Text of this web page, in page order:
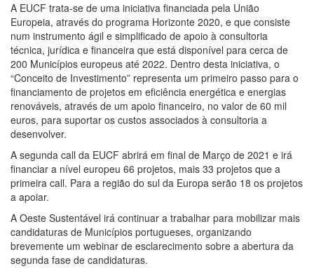
A EUCF trata-se de uma iniciativa financiada pela União
Europeia, através do programa Horizonte 2020, e que consiste
num instrumento ágil e simplificado de apoio à consultoria
técnica, jurídica e financeira que está disponível para cerca de
200 Municípios europeus até 2022. Dentro desta iniciativa, o
“Conceito de Investimento” representa um primeiro passo para o
financiamento de projetos em eficiência energética e energias
renováveis, através de um apoio financeiro, no valor de 60 mil
euros, para suportar os custos associados à consultoria a
desenvolver.
A segunda call da EUCF abrirá em final de Março de 2021 e irá
financiar a nível europeu 66 projetos, mais 33 projetos que a
primeira call. Para a região do sul da Europa serão 18 os projetos
a apoiar.
A Oeste Sustentável irá continuar a trabalhar para mobilizar mais
candidaturas de Municípios portugueses, organizando
brevemente um webinar de esclarecimento sobre a abertura da
segunda fase de candidaturas.